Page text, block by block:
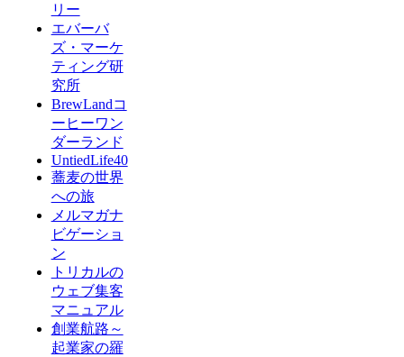
リー
エバーバ
ズ・マーケ
ティング研
究所
BrewLandコ
ーヒーワン
ダーランド
UntiedLife40
蕎麦の世界
への旅
メルマガナ
ビゲーショ
ン
トリカルの
ウェブ集客
マニュアル
創業航路～
起業家の羅